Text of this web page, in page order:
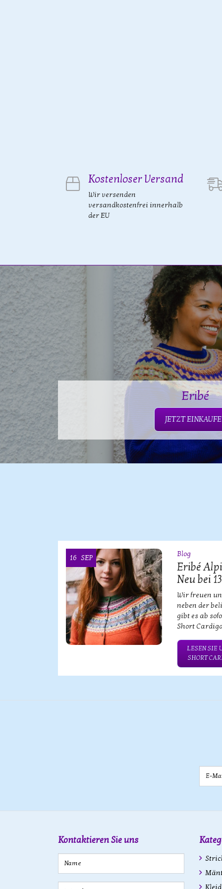
Kostenloser Versand
Wir versenden
versandkostenfrei innerhalb
der EU
Eribé
JETZT
16 SEP Blog
Eribé
Neu bei
Wir freuen
neben der
gibt es ab
Short
LESEN SIE
SHORT
E-Mail
Kontaktieren Sie uns